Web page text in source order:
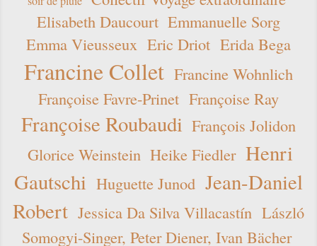
Elisabeth Daucourt Emmanuelle Sorg
Emma Vieusseux Eric Driot Erida Bega
Francine Collet Francine Wohnlich
Françoise Favre-Prinet Françoise Ray
Françoise Roubaudi François Jolidon
Glorice Weinstein Heike Fiedler Henri
Gautschi Huguette Junod Jean-Daniel
Robert Jessica Da Silva Villacastín László
Somogyi-Singer, Peter Diener, Ivan Bächer